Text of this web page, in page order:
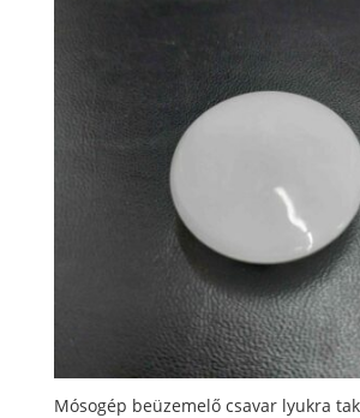
Mósogép beüzemelő csavar lyukra